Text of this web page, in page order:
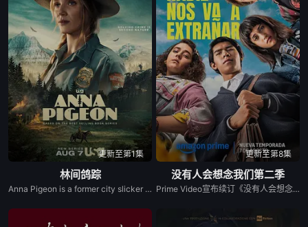
更新至第1集
林间鸽踪
Anna Pigeon is a former city slicker who became a park ranger after a devastating loss changed the trajectory of her life forever. While Anna tries to outrun her demons, her focus turns to solving crimes that have taken place within national park grounds, no matter who or what gets in her way. The series is based on the novels by Nevada Barr.
更新至第8集
没有人会想念我们第二季
Prime Video宣布续订《没有人会想念我们》第二季。